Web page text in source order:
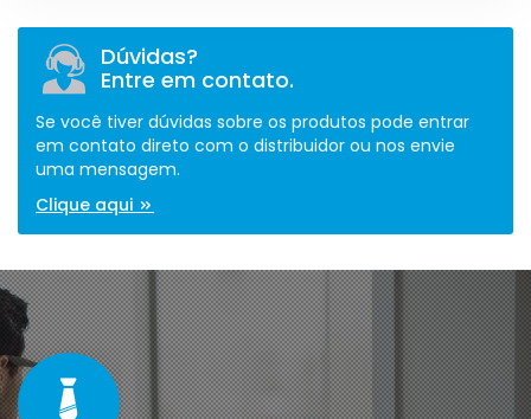
Dúvidas?
Entre em contato.
Se você tiver dúvidas sobre os produtos pode entrar
em contato direto com o distribuidor ou nos envie
uma mensagem.
Clique aqui